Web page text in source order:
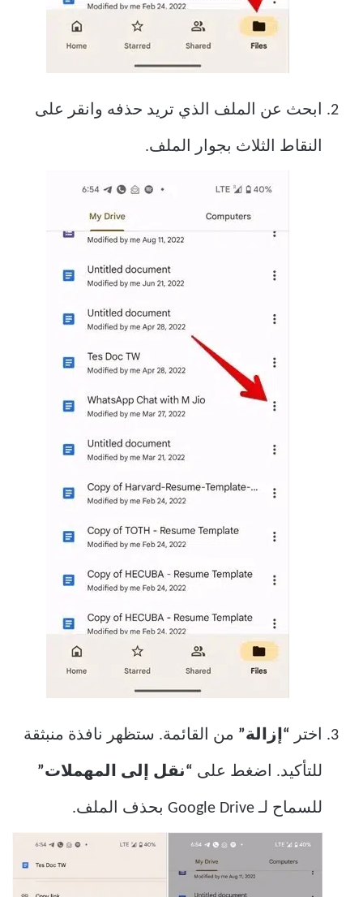
ابحث عن الملف الذي تريد حذفه وانقر على
النقاط الثلاث بجوار الملف.
اختر “إزالة” من القائمة. ستظهر نافذة منبثقة
للتأكيد. اضغط على “نقل إلى المهملات”
للسماح لـ Google Drive بحذف الملف.